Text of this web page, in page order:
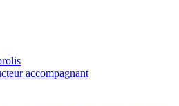
accompagnant